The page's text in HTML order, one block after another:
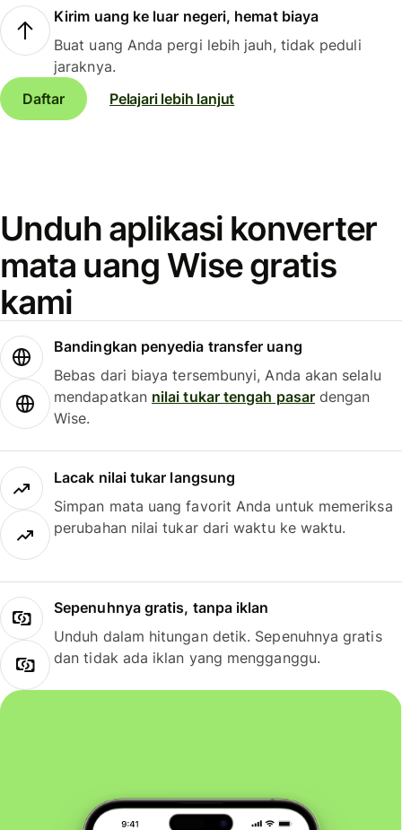
Kirim uang ke luar negeri, hemat biaya
Buat uang Anda pergi lebih jauh, tidak peduli
jaraknya.
Daftar
Pelajari lebih lanjut
Unduh aplikasi konverter
mata uang Wise gratis
kami
Bandingkan penyedia transfer uang
Bebas dari biaya tersembunyi, Anda akan selalu
mendapatkan nilai tukar tengah pasardengan
Wise.
Lacak nilai tukar langsung
Simpan mata uang favorit Anda untuk memeriksa
perubahan nilai tukar dari waktu ke waktu.
Sepenuhnya gratis, tanpa iklan
Unduh dalam hitungan detik. Sepenuhnya gratis
dan tidak ada iklan yang mengganggu.